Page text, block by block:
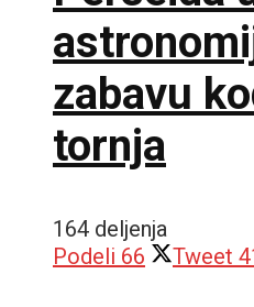
zabavu
tornja
164 deljenja
Podeli 66 Tweet